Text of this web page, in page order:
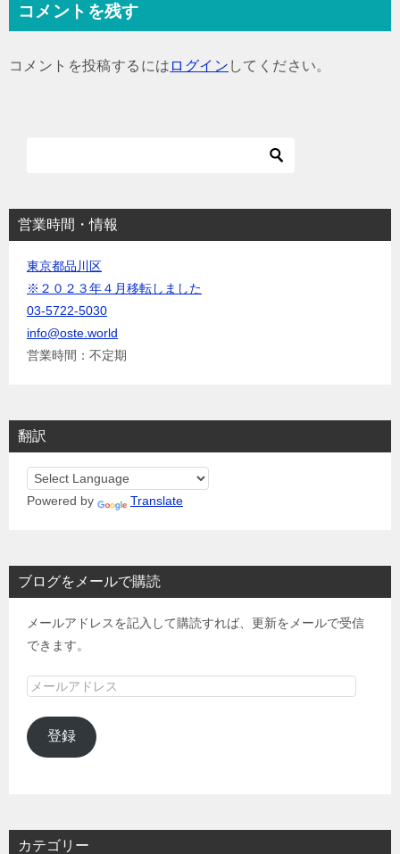
ビ
コメントを残す
コメントを投稿するには ログイン してください。
営業時間・情報
東京都品川区
※２０２３年４月移転しました
03-5722-5030
info@oste.world
営業時間：不定期
翻訳
Powered by Translate
ブログをメールで購読
メールアドレスを記入して購読すれば、更新をメールで受信
できます。
メ
ル
ア
登録
カテゴリー